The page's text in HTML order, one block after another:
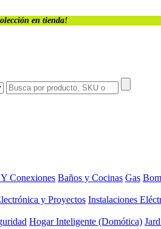
en tienda!
Conexiones Baños y Cocinas Gas
y Proyectos Instalaciones
Hogar Inteligente (Domótica)